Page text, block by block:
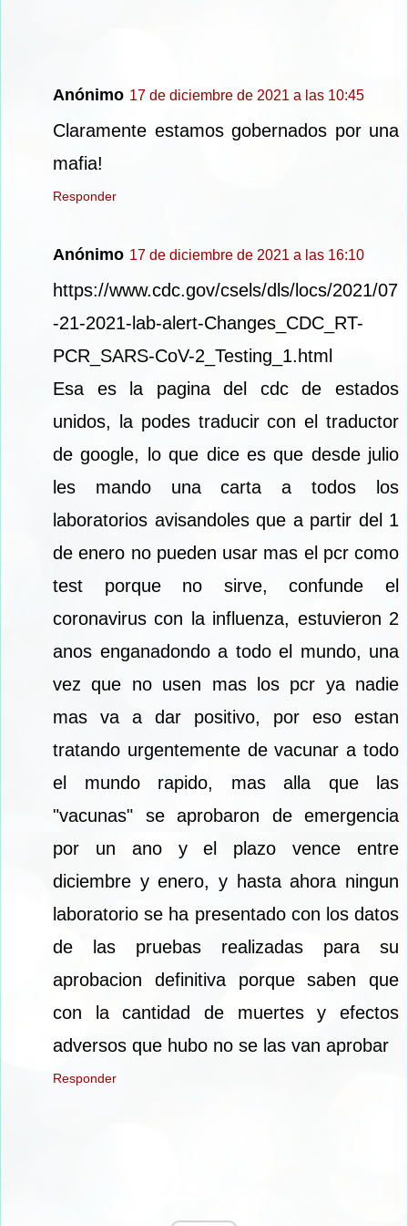
Anónimo 17 de diciembre de 2021 a las 10:45
Claramente estamos gobernados por una
mafia!
Responder
Anónimo 17 de diciembre de 2021 a las 16:10
https://www.cdc.gov/csels/dls/locs/2021/07
-21-2021-lab-alert-Changes_CDC_RT-
PCR_SARS-CoV-2_Testing_1.html
Esa es la pagina del cdc de estados
unidos, la podes traducir con el traductor
de google, lo que dice es que desde julio
les mando una carta a todos los
laboratorios avisandoles que a partir del 1
de enero no pueden usar mas el pcr como
test porque no sirve, confunde el
coronavirus con la influenza, estuvieron 2
anos enganadondo a todo el mundo, una
vez que no usen mas los pcr ya nadie
mas va a dar positivo, por eso estan
tratando urgentemente de vacunar a todo
el mundo rapido, mas alla que las
"vacunas" se aprobaron de emergencia
por un ano y el plazo vence entre
diciembre y enero, y hasta ahora ningun
laboratorio se ha presentado con los datos
de las pruebas realizadas para su
aprobacion definitiva porque saben que
con la cantidad de muertes y efectos
adversos que hubo no se las van aprobar
Responder